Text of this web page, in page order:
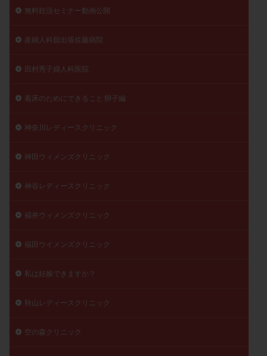
無料妊活セミナー動画公開
産婦人科舘出張佐藤病院
田村秀子婦人科医院
着床のためにできること 卵子編
神奈川レディースクリニック
神田ウィメンズクリニック
神谷レディースクリニック
福井ウィメンズクリニック
福田ウイメンズクリニック
私は妊娠できますか？
秋山レディースクリニック
空の森クリニック